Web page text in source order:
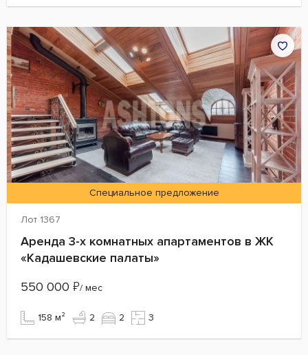
Специальное предложение
Лот 1367
Аренда 3-х комнатных апартаментов в ЖК
«Кадашевские палаты»
550 000 ₽/ мес
158 м² 2 2 3